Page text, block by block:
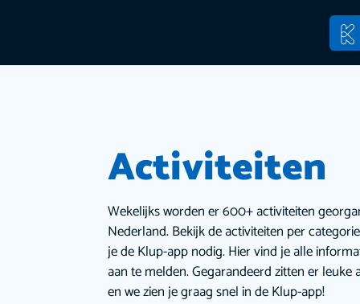
Activiteiten
Wekelijks worden er 600+ activiteiten
Nederland. Bekijk de activiteiten per
je de Klup-app nodig. Hier vind je alle
aan te melden. Gegarandeerd zitten er
en we zien je graag snel in de Klup-app!